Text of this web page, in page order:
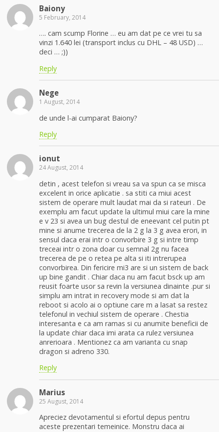
Baiony
5 February, 2014
…. cam scump Florine … eu am dat pe ce vrei tu sa
vinzi 1.640 lei (transport inclus cu DHL – 48 USD) …
deci … ;))
Reply
Nege
1 August, 2014
de unde l-ai cumparat Baiony?
Reply
ionut
24 August, 2014
detin , acest telefon si vreau sa va spun ca se misca
excelent in orice aplicatie . sa stiti ca miui acest
sistem de operare mult laudat mai da si rateuri . De
exemplu am facut update la ultimul miui care la mine
e v 23 si avea un bug destul de eneevant cel putin pt
mine si anume trecerea de la 2 g la 3 g avea erori, in
sensul daca erai intr o convorbire 3 g si intre timp
treceai intr o zona doar cu semnal 2g nu facea
trecerea de pe o retea pe alta si iti intrerupea
convorbirea. Din fericire mi3 are si un sistem de back
up bine gandit . Chiar daca nu am facut bsck up am
reusit foarte usor sa revin la versiunea dinainte .pur si
simplu am intrat in recovery mode si am dat la
reboot si acolo ai o optiune care m a lasat sa restez
telefonul in vechiul sistem de operare . Chestia
interesanta e ca am ramas si cu anumite beneficii de
la update chiar daca imi arata ca rulez versiunea
anrerioara . Mentionez ca am varianta cu snap
dragon si adreno 330.
Reply
Marius
25 August, 2014
Apreciez devotamentul si efortul depus pentru
aceste prezentari temeinice. Monstru daca ai